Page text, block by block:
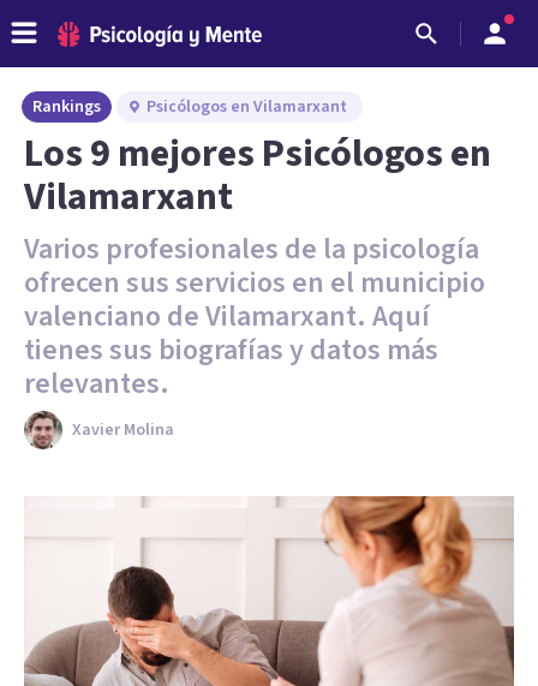
Rankings Psicólogos en Vilamarxant
Los 9 mejores Psicólogos en
Vilamarxant
Varios profesionales de la psicología
ofrecen sus servicios en el municipio
valenciano de Vilamarxant. Aquí
tienes sus biografías y datos más
relevantes.
Xavier Molina